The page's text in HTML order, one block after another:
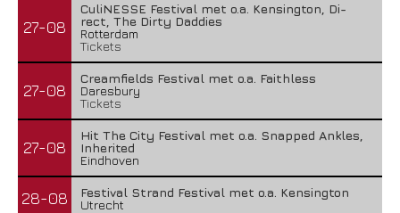
27-08
CuliNESSE Festival met o.a. Kensington, Di-
rect, The Dirty Daddies
Rotterdam
Tickets
27-08
Creamfields Festival met o.a. Faithless
Daresbury
Tickets
27-08
Hit The City Festival met o.a. Snapped Ankles,
Inherited
Eindhoven
28-08
Festival Strand Festival met o.a. Kensington
Utrecht